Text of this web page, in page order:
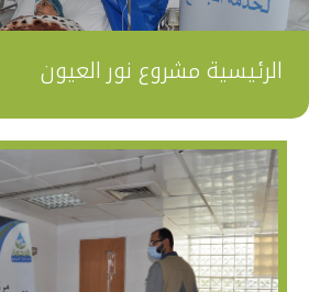
الرئيسية مشروع نور العيون